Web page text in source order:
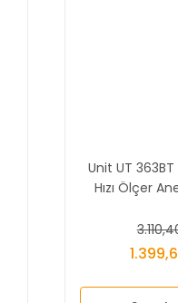
Unit UT
Hızı Ölçer